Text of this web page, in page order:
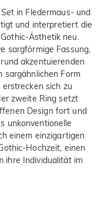
in Fledermaus- und
und interpretiert die
Ästhetik neu.
sargförmige Fassung,
akzentuierenden
sargähnlichen Form
sich zu
zweite Ring setzt
Design fort und
unkonventionelle
einem einzigartigen
Hochzeit, einen
ihre Individualität im